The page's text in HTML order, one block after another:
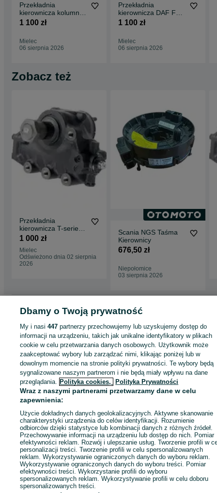
Przekładnia
kierownicza kolumna
Mercedes Atego LS6
1 100 zł
Mielec
06 sierpnia 2026
Przekładnia
kierownicza DAF FL
13-
1 100 zł
Mielec
06 sierpnia 2026
Zobacz też
Przekładnia
kierownicza T-serie
13-
1 000 zł
Mielec
Odświeżono dnia 02 sierpnia
2026
Scania NGS Taśma
Kierownicy
676,50 zł
Niepołomice
03 sierpnia 2026
Strona główna Motoryzacja Części samochodowe
Dostawcze i Ciężarowe - Podkarpackie
Dostawcze i Ciężarowe - Mielec
KATEGORIA
ID:1064267706 Wyświetlenia:
Zadzwoń / SMS Wyślij wiadomość
Dbamy o Twoją prywatność
My i nasi447 partnerzy przechowujemy lub uzyskujemy dostęp do
informacji na urządzeniu, takich jak unikalne identyfikatory w plikach
cookie w celu przetwarzania danych osobowych. Użytkownik może
zaakceptować wybory lub zarządzać nimi, klikając poniżej lub w
dowolnym momencie na stronie polityki prywatności. Te wybory będą
sygnalizowane naszym partnerom i nie będą miały wpływu na dane
przeglądania. Polityka cookies, Polityka Prywatności
Wraz z naszymi partnerami przetwarzamy dane w celu
zapewnienia:
Użycie dokładnych danych geolokalizacyjnych. Aktywne skanowanie
charakterystyki urządzenia do celów identyfikacji. Rozumienie
odbiorców dzięki statystyce lub kombinacji danych z różnych źródeł.
Przechowywanie informacji na urządzeniu lub dostęp do nich. Pomiar
efektywności reklam. Rozwój i ulepszanie usług. Tworzenie profili w
personalizacji treści. Tworzenie profili w celu spersonalizowanych
reklam. Wykorzystywanie ograniczonych danych do wyboru reklam.
Wykorzystywanie ograniczonych danych do wyboru treści. Pomiar
efektywności treści. Wykorzystanie profili do wyboru
spersonalizowanych reklam. Wykorzystywanie profili w celu doboru
spersonalizowanych treści.